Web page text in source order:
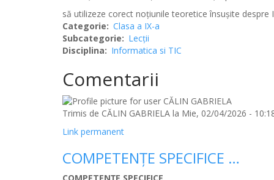
să utilizeze corect noţiunile teoretice însuşite despre
Categorie
Clasa a IX-a
Subcategorie
Lecții
Disciplina
Informatica si TIC
Comentarii
Trimis de CĂLIN GABRIELA la Mie, 02/04/2026 -
Link permanent
COMPETENŢE SPECIFICE …